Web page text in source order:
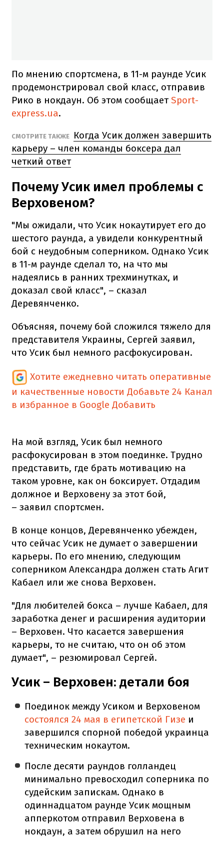
По мнению спортсмена, в 11-м раунде Усик
продемонстрировал свой класс, отправив
Рико в нокдаун. Об этом сообщаетSport-
express.ua.
СМОТРИТЕ ТАКЖЕ
Когда Усик должен завершить
карьеру – член команды боксера дал
четкий ответ
Почему Усик имел проблемы с
Верховеном?
"Мы ожидали, что Усик нокаутирует его до
шестого раунда, а увидели конкурентный
бой с неудобным соперником. Однако Усик
в 11-м раунде сделал то, на что мы
надеялись в ранних трехминутках, и
доказал свой класс", – сказал
Деревянченко.
Объясняя, почему бой сложился тяжело для
представителя Украины, Сергей заявил,
что Усик был немного расфокусирован.
Хотите ежедневно читать оперативные
и качественные новости Добавьте 24 Канал
в избранное в Google Добавить
На мой взгляд, Усик был немного
расфокусирован в этом поединке. Трудно
представить, где брать мотивацию на
таком уровне, как он боксирует. Отдадим
должное и Верховену за этот бой,
– заявил спортсмен.
В конце концов, Деревянченко убежден,
что сейчас Усик не думает о завершении
карьеры. По его мнению, следующим
соперником Александра должен стать Агит
Кабаел или же снова Верховен.
"Для любителей бокса – лучше Кабаел, для
заработка денег и расширения аудитории
– Верховен. Что касается завершения
карьеры, то не считаю, что он об этом
думает", – резюмировал Сергей.
Усик – Верховен: детали боя
Поединок между Усиком и Верховеном
состоялся 24 мая в египетской Гизе и
завершился спорной победой украинца
техническим нокаутом.
После десяти раундов голландец
минимально превосходил соперника по
судейским запискам. Однако в
одиннадцатом раунде Усик мощным
апперкотом отправил Верховена в
нокдаун, а затем обрушил на него